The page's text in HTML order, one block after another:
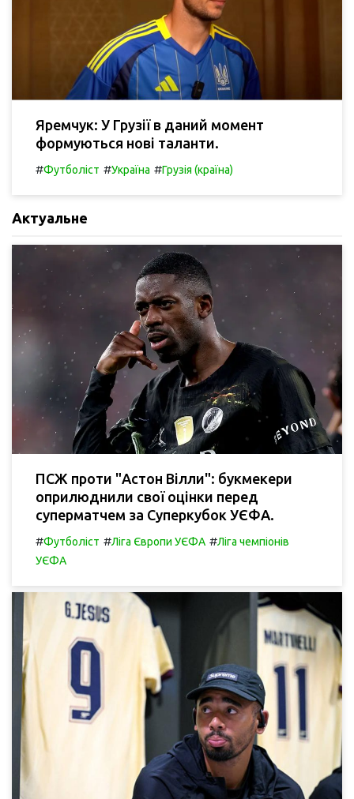
Яремчук: У Грузії в даний момент
формуються нові таланти.
#Футболіст #Україна #Грузія (країна)
Актуальне
ПСЖ проти "Астон Вілли": букмекери
оприлюднили свої оцінки перед
суперматчем за Суперкубок УЄФА.
#Футболіст #Ліга Європи УЄФА #Ліга чемпіонів
УЄФА